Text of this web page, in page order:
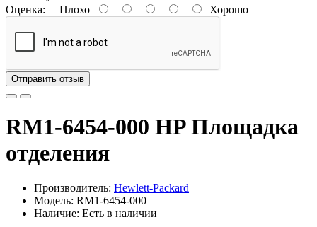
Оценка: Плохо Хорошо
Отправить отзыв
RM1-6454-000 HP Площадка
отделения
Производитель: Hewlett-Packard
Модель: RM1-6454-000
Наличие: Есть в наличии